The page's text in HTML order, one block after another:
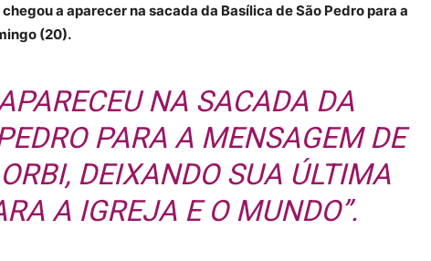
a aparecer na sacada da Basílica de São Pedro para a
(20).
NA SACADA DA
PARA A MENSAGEM DE
DEIXANDO SUA ÚLTIMA
A IGREJA E O MUNDO”.